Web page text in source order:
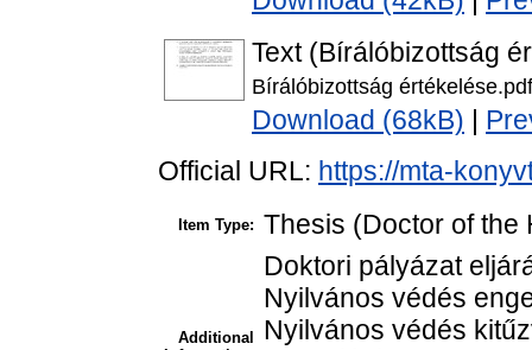
Text (Bírálóbizottság
Bírálóbizottság értékelése.pdf
Download (68kB)
Official URL: https://mta-
Item Type: Thesis (Doctor of the
Additional
Doktori pályázat
Nyilvános védés
Nyilvános védés